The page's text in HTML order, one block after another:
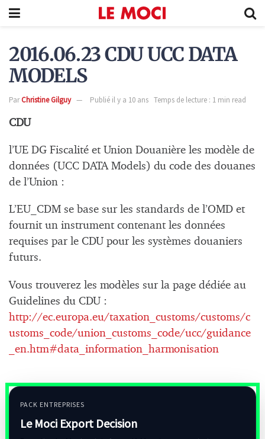
2016.06.23 CDU UCC DATA
MODELS
ParChristine Gilguy Publié il y a 10 ans Temps de lecture : 1 min read
CDU
l’UE DG Fiscalité et Union Douanière les modèle de
données (UCC DATA Models) du code des douanes
de l’Union :
L’EU_CDM se base sur les standards de l’OMD et
fournit un instrument contenant les données
requises par le CDU pour les systèmes douaniers
futurs.
Vous trouverez les modèles sur la page dédiée au
Guidelines du CDU :
http://ec.europa.eu/taxation_customs/customs/c
ustoms_code/union_customs_code/ucc/guidance
_en.htm#data_information_harmonisation
PACK ENTREPRISES
Le Moci Export Decision